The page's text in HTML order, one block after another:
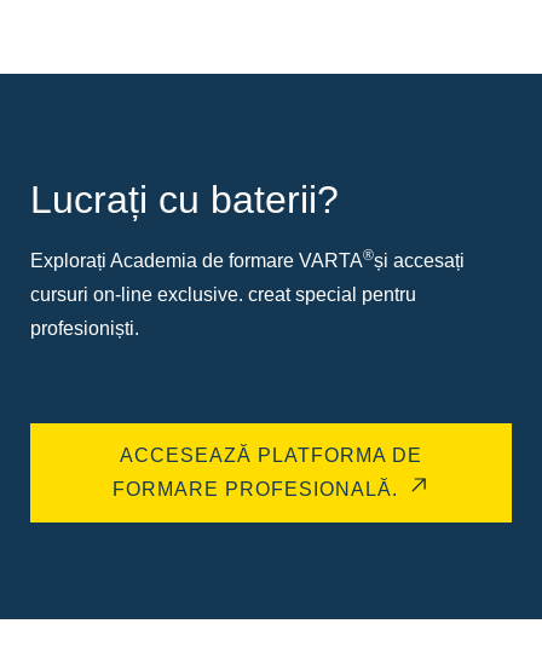
Lucrați cu baterii?
Explorați Academia de formare VARTA®și accesați
cursuri on-line exclusive. creat special pentru
profesioniști.
ACCESEAZĂ PLATFORMA DE
FORMARE PROFESIONALĂ.